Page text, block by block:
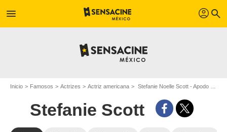
menu profil search
Inicio Famosos Actrizes Actriz americana Stefanie Noelle Scott - Apodo : Stefanie Scott
Stefanie Scott